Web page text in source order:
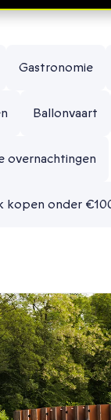
Gastronomie
Ballonvaart
overnachtingen
kopen onder